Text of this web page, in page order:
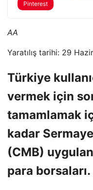
Pinterest
AA
Yaratılış tarihi: 29
Türkiye
vermek için
tamamlamak
kadar
(CMB)
para borsaları.